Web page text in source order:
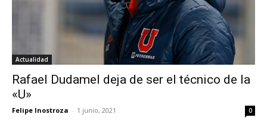
Actualidad
Rafael Dudamel deja de ser el técnico de la
«U»
Felipe Inostroza - 1 junio, 2021 0